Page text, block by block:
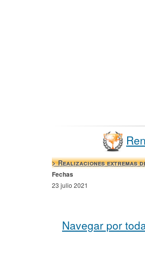
> Realizaciones extremas
Fechas
23 julio 2021
Navegar por